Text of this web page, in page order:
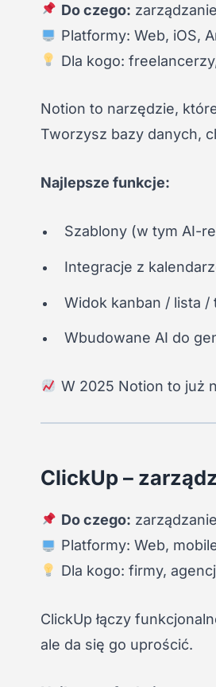
Do czego:
Platformy: Web, iOS,
Dla kogo:
Notion to narzędzie,
Tworzysz bazy danych,
Najlepsze funkcje:
Szablony (w tym AI-
Integracje z
Widok kanban / lista /
Wbudowane AI do
W 2025 Notion to już
ClickUp –
Do czego:
Platformy: Web,
Dla kogo: firmy,
ClickUp łączy
ale da się go uprościć.